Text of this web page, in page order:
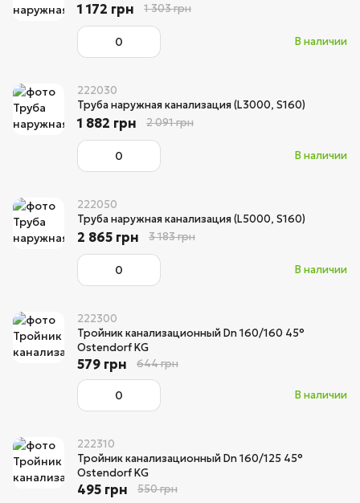
В наличии
1 172 грн 1 303 грн
222030
Труба наружная канализация (L3000, S160)
В наличии
1 882 грн 2 091 грн
222050
Труба наружная канализация (L5000, S160)
В наличии
2 865 грн 3 183 грн
222300
Тройник канализационный Dn 160/160 45°
Ostendorf KG
В наличии
579 грн 644 грн
222310
Тройник канализационный Dn 160/125 45°
Ostendorf KG
495 грн 550 грн